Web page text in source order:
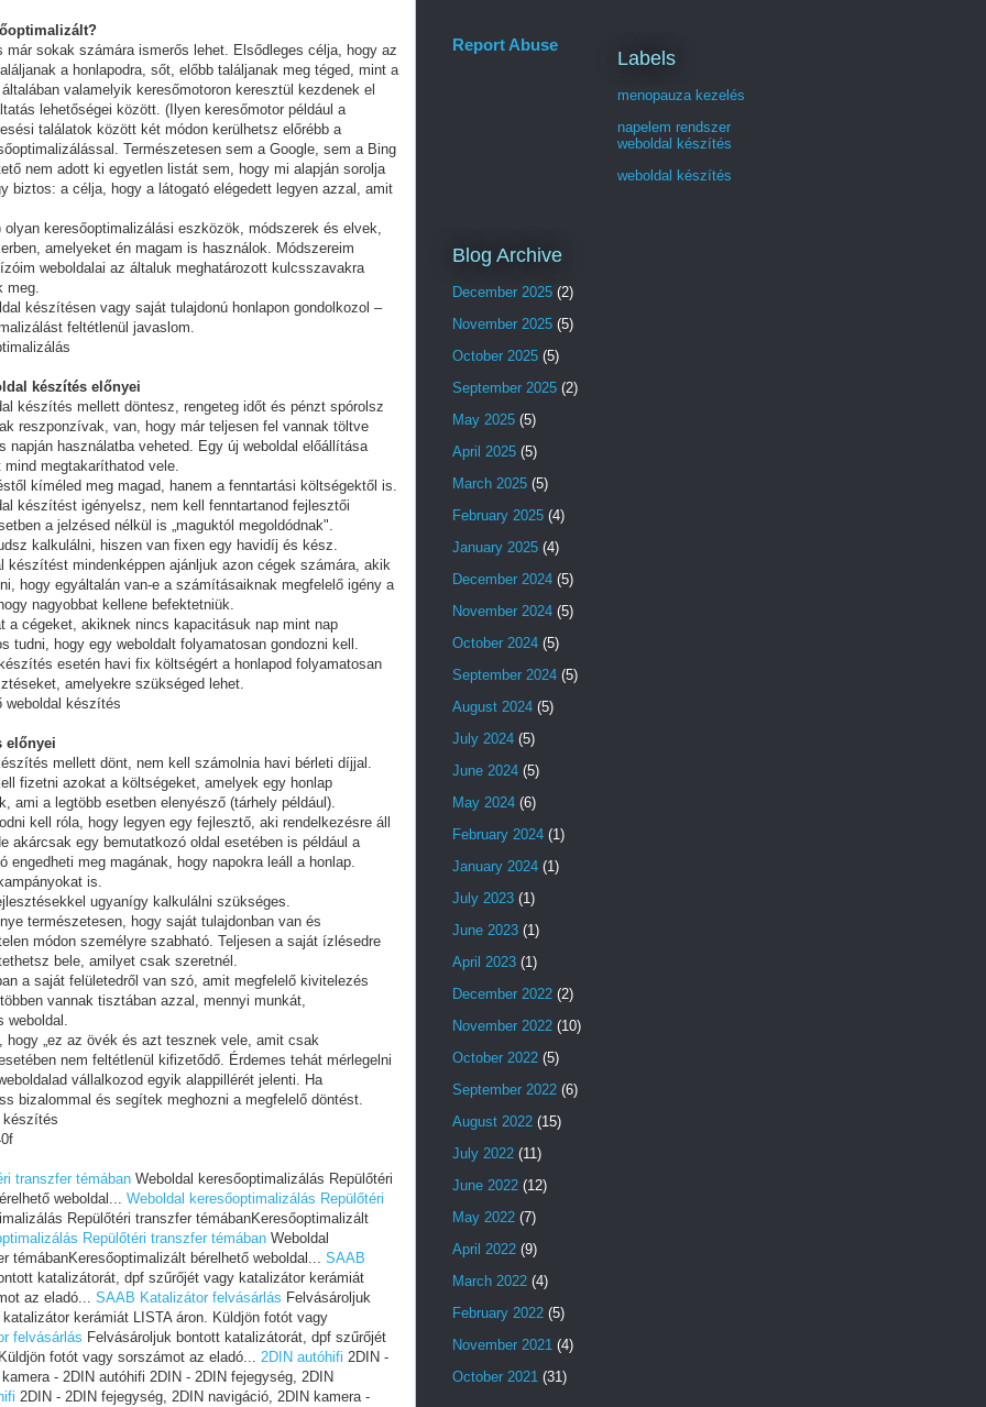
sokak számára ismerős lehet. Elsődleges célja, hogy az
a honlapodra, sőt, előbb találjanak meg téged, mint a
valamelyik keresőmotoron keresztül kezdenek el
lehetőségei között. (Ilyen keresőmotor például a
találatok között két módon kerülhetsz előrébb a
Természetesen sem a Google, sem a Bing
nem adott ki egyetlen listát sem, hogy mi alapján sorolja
biztos: a célja, hogy a látogató elégedett legyen azzal, amit
keresőoptimalizálási eszközök, módszerek és elvek,
amelyeket én magam is használok. Módszereim
weboldalai az általuk meghatározott kulcsszavakra
meg.
készítésen vagy saját tulajdonú honlapon gondolkozol –
feltétlenül javaslom.
készítés előnyei
készítés mellett döntesz, rengeteg időt és pénzt spórolsz
reszponzívak, van, hogy már teljesen fel vannak töltve
napján használatba veheted. Egy új weboldal előállítása
megtakaríthatod vele.
kíméled meg magad, hanem a fenntartási költségektől is.
készítést igényelsz, nem kell fenntartanod fejlesztői
a jelzésed nélkül is „maguktól megoldódnak".
kalkulálni, hiszen van fixen egy havidíj és kész.
készítést mindenképpen ajánljuk azon cégek számára, akik
hogy egyáltalán van-e a számításaiknak megfelelő igény a
nagyobbat kellene befektetniük.
a cégeket, akiknek nincs kapacitásuk nap mint nap
tudni, hogy egy weboldalt folyamatosan gondozni kell.
esetén havi fix költségért a honlapod folyamatosan
amelyekre szükséged lehet.
weboldal készítés
előnyei
mellett dönt, nem kell számolnia havi bérleti díjjal.
fizetni azokat a költségeket, amelyek egy honlap
ami a legtöbb esetben elenyésző (tárhely például).
kell róla, hogy legyen egy fejlesztő, aki rendelkezésre áll
akárcsak egy bemutatkozó oldal esetében is például a
engedheti meg magának, hogy napokra leáll a honlap.
is.
ugyanígy kalkulálni szükséges.
természetesen, hogy saját tulajdonban van és
módon személyre szabható. Teljesen a saját ízlésedre
bele, amilyet csak szeretnél.
a saját felületedről van szó, amit megfelelő kivitelezés
vannak tisztában azzal, mennyi munkát,
weboldal.
„ez az övék és azt tesznek vele, amit csak
nem feltétlenül kifizetődő. Érdemes tehát mérlegelni
vállalkozod egyik alappillérét jelenti. Ha
bizalommal és segítek meghozni a megfelelő döntést.
készítés
transzfer témában Weboldal keresőoptimalizálás Repülőtéri
weboldal... Weboldal keresőoptimalizálás Repülőtéri
Repülőtéri transzfer témábanKeresőoptimalizált
Repülőtéri transzfer témában Weboldal
témábanKeresőoptimalizált bérelhető weboldal... SAAB
katalizátorát, dpf szűrőjét vagy katalizátor kerámiát
az eladó... SAAB Katalizátor felvásárlás Felvásároljuk
kerámiát LISTA áron. Küldjön fotót vagy
felvásárlás Felvásároljuk bontott katalizátorát, dpf szűrőjét
fotót vagy sorszámot az eladó... 2DIN autóhifi 2DIN -
- 2DIN autóhifi 2DIN - 2DIN fejegység, 2DIN
2DIN - 2DIN fejegység, 2DIN navigáció, 2DIN kamera -
Report Abuse
Labels
menopauza kezelés
napelem rendszer
weboldal készítés
weboldal készítés
Blog Archive
December 2025 (2)
November 2025 (5)
October 2025 (5)
September 2025 (2)
May 2025 (5)
April 2025 (5)
March 2025 (5)
February 2025 (4)
January 2025 (4)
December 2024 (5)
November 2024 (5)
October 2024 (5)
September 2024 (5)
August 2024 (5)
July 2024 (5)
June 2024 (5)
May 2024 (6)
February 2024 (1)
January 2024 (1)
July 2023 (1)
June 2023 (1)
April 2023 (1)
December 2022 (2)
November 2022 (10)
October 2022 (5)
September 2022 (6)
August 2022 (15)
July 2022 (11)
June 2022 (12)
May 2022 (7)
April 2022 (9)
March 2022 (4)
February 2022 (5)
November 2021 (4)
October 2021 (31)